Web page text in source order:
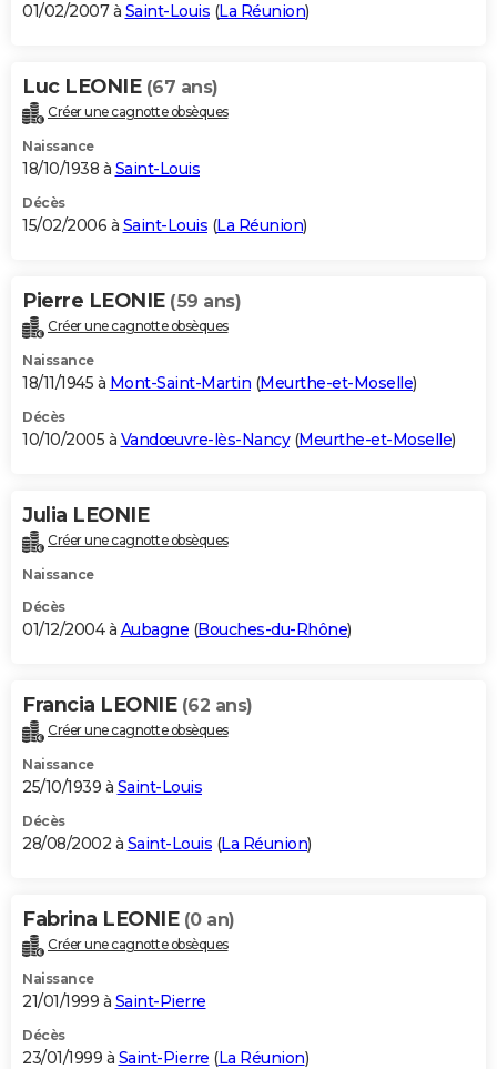
01/02/2007 à Saint-Louis (La Réunion)
Luc LEONIE (67 ans)
Créer une cagnotte obsèques
Naissance
18/10/1938 à Saint-Louis
Décès
15/02/2006 à Saint-Louis (La Réunion)
Pierre LEONIE (59 ans)
Créer une cagnotte obsèques
Naissance
18/11/1945 à Mont-Saint-Martin (Meurthe-et-Moselle)
Décès
10/10/2005 à Vandœuvre-lès-Nancy(Meurthe-et-Moselle)
Julia LEONIE
Créer une cagnotte obsèques
Naissance
Décès
01/12/2004 à Aubagne (Bouches-du-Rhône)
Francia LEONIE (62 ans)
Créer une cagnotte obsèques
Naissance
25/10/1939 à Saint-Louis
Décès
28/08/2002 à Saint-Louis (La Réunion)
Fabrina LEONIE (0 an)
Créer une cagnotte obsèques
Naissance
21/01/1999 à Saint-Pierre
Décès
23/01/1999 à Saint-Pierre (La Réunion)